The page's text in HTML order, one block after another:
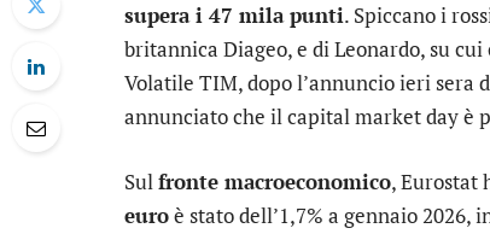
supera i 47 mila punti. Spiccano i
britannica Diageo, e diLeonardo, su
Volatile TIM, dopo l’annuncio ieri sera
annunciato che il capital market day è
Sulfronte macroeconomico, Eurostat
euroè stato dell’1,7% a gennaio